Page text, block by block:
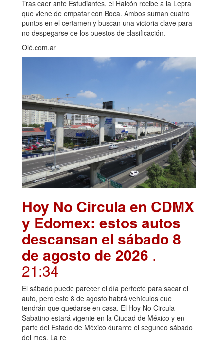
Tras caer ante Estudiantes, el Halcón recibe a la Lepra
que viene de empatar con Boca. Ambos suman cuatro
puntos en el certamen y buscan una victoria clave para
no despegarse de los puestos de clasificación.
Olé.com.ar
Hoy No Circula en CDMX
y Edomex: estos autos
descansan el sábado 8
de agosto de 2026 .
21:34
El sábado puede parecer el día perfecto para sacar el
auto, pero este 8 de agosto habrá vehículos que
tendrán que quedarse en casa. El Hoy No Circula
Sabatino estará vigente en la Ciudad de México y en
parte del Estado de México durante el segundo sábado
del mes. La re